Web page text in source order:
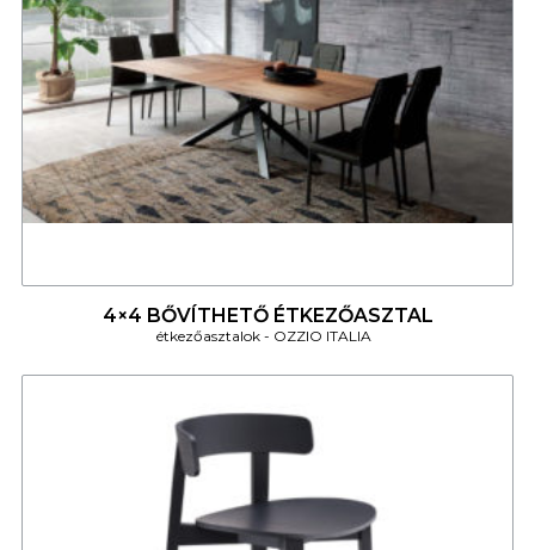
4×4 BŐVÍTHETŐ ÉTKEZŐASZTAL
étkezőasztalok OZZIO ITALIA